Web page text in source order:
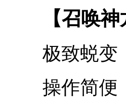
【召唤
极致蜕变
操作简便